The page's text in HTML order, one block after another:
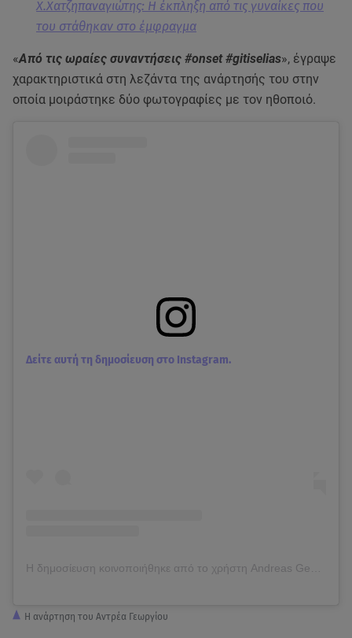
Χ.Χατζηπαναγιώτης: Η έκπληξη από τις γυναίκες που
του στάθηκαν στο έμφραγμα
«Από τις ωραίες συναντήσεις #onset #gitiselias», έγραψε
χαρακτηριστικά στη λεζάντα της ανάρτησής του στην
οποία μοιράστηκε δύο φωτογραφίες με τον ηθοποιό.
Δείτε αυτή τη δημοσίευση στο Instagram.
Η ανάρτηση του Αντρέα Γεωργίου